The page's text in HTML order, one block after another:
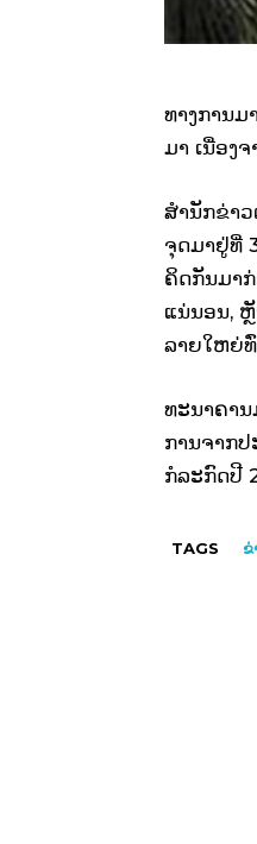
ທາງ​ການ​ມ
ມາ ​ເນື່ອງ​
ສຳນັກຂ່າວ
ຈຸດ​ມາ​ຢູ່​ທີ່
ຄິດ​ກັນ​ມາ​
ແນ່ນອນ,
ລາຍ​ໃຫຍ່​
ທະນາຄານ​
ການ​ຈາກ​ປ
ກໍລະກົດ​ປີ
TAGS ຂ່